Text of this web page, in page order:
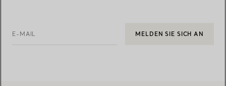
E-MAIL MELDEN SIE SICH AN